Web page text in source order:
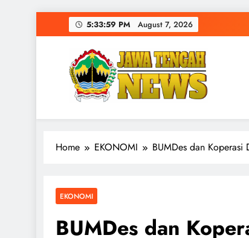
to
5:34:00 PM August 7, 2026
Home EKONOMI BUMDes dan Koperasi
EKONOMI
BUMDes dan